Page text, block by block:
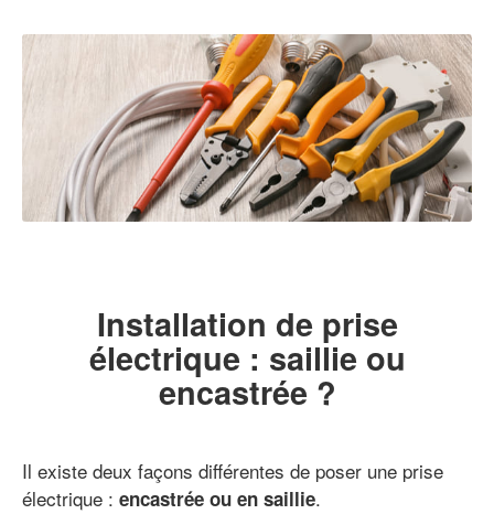
Installation de prise
électrique : saillie ou
encastrée ?
Il existe deux façons différentes de poser une prise
électrique : encastrée ou en saillie.